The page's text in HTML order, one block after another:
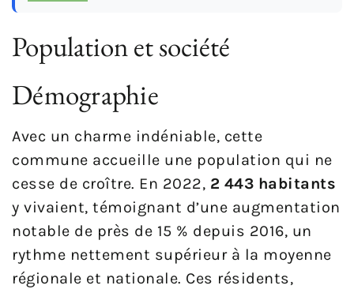
Population et société
Démographie
Avec un charme indéniable, cette
commune accueille une population qui ne
cesse de croître. En 2022, 2 443 habitants
y vivaient, témoignant d’une augmentation
notable de près de 15 % depuis 2016, un
rythme nettement supérieur à la moyenne
régionale et nationale. Ces résidents,